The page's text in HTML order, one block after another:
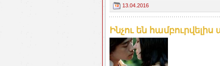
13.04.2016
Ինչու են